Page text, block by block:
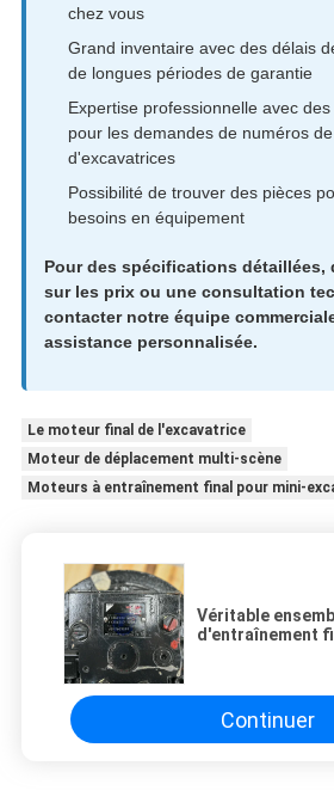
chez vous
Grand inventaire avec des délais
de longues périodes de garantie
Expertise professionnelle avec
pour les demandes de numéros
d'excavatrices
Possibilité de trouver des pièces
besoins en équipement
Pour des spécifications détaillées,
sur les prix ou une consultation
contacter notre équipe
assistance personnalisée.
Le moteur final de l'excavatrice
Moteur de déplacement multi-scène
Moteurs à entraînement final pour mini-
Véritable
d'entraînement
SVL75,
d'entraînement
Continuer